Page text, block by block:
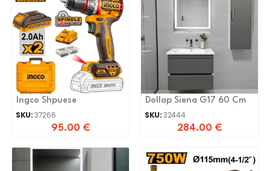
Ingco Shpuese
SKU:37266
95.00 €
Dollap Siena G17 60 Cm
SKU:32444
284.00 €